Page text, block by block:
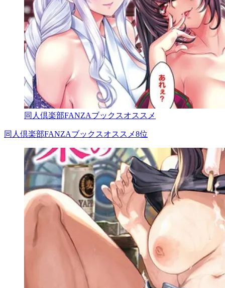
同人倶楽部FANZAブックスオススメ
同人倶楽部FANZAブックスオススメ8位